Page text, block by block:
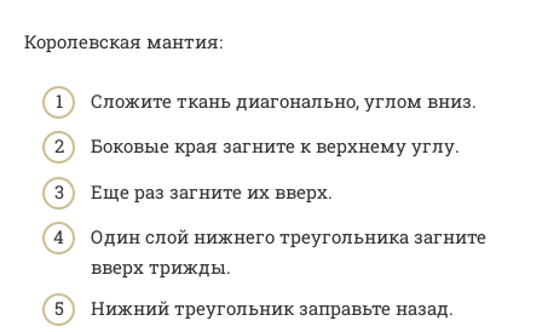
Королевская мантия:
Сложите ткань диагонально, углом вниз.
Боковые края загните к верхнему углу.
Еще раз загните их вверх.
Один слой нижнего треугольника загните
вверх трижды.
Нижний треугольник заправьте назад.